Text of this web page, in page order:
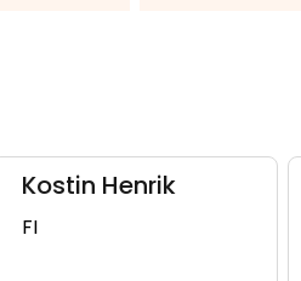
Kostin Henrik
FI